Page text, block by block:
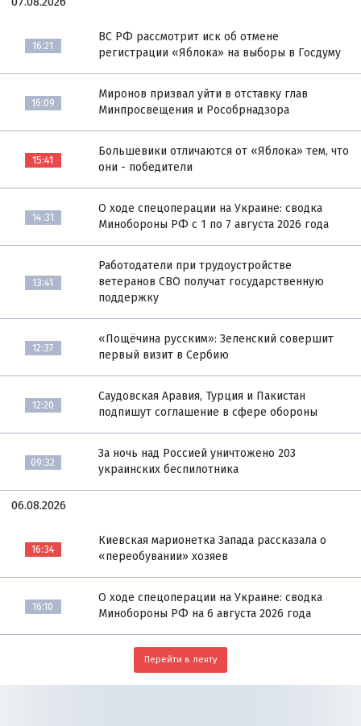
16:21
ВС РФ рассмотрит иск об отмене
регистрации «Яблока» на выборы в Госдуму
16:09
Миронов призвал уйти в отставку глав
Минпросвещения и Рособрнадзора
15:41
Большевики отличаются от «Яблока» тем, что
они - победители
14:31
О ходе спецоперации на Украине: сводка
Минобороны РФ с 1 по 7 августа 2026 года
13:41
Работодатели при трудоустройстве
ветеранов СВО получат государственную
поддержку
12:37
«Пощёчина русским»: Зеленский совершит
первый визит в Сербию
12:20
Саудовская Аравия, Турция и Пакистан
подпишут соглашение в сфере обороны
09:32
За ночь над Россией уничтожено 203
украинских беспилотника
06.08.2026
16:34
Киевская марионетка Запада рассказала о
«переобувании» хозяев
16:10
О ходе спецоперации на Украине: сводка
Минобороны РФ на 6 августа 2026 года
Перейти в ленту